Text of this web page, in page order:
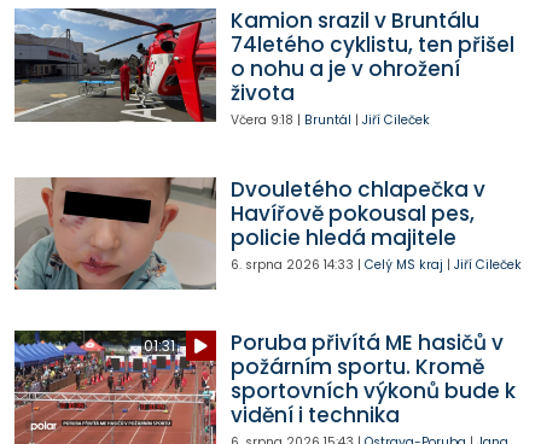
Kamion srazil v Bruntálu
74letého cyklistu, ten přišel
o nohu a je v ohrožení
života
Včera 9:18 | Bruntál | Jiří Cileček
Dvouletého chlapečka v
Havířově pokousal pes,
policie hledá majitele
6. srpna 2026 14:33 | Celý MS kraj | Jiří Cileček
01:31
Poruba přivítá ME hasičů v
požárním sportu. Kromě
sportovních výkonů bude k
vidění i technika